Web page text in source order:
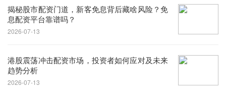
揭秘股市配资门道，新客免息背后藏啥风险？免
息配资平台靠谱吗？
2026-07-13
港股震荡冲击配资市场，投资者如何应对及未来
趋势分析
2026-07-13